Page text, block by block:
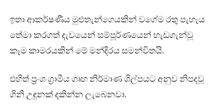
ඉතා ආකර්ෂණීය මුළුතැන්ගෙයකින් වගේම රතු පැහැය
තේමා කරගත් දැවයෙන් සම්පූර්ණයෙන් හැඩගැන්වූ
කෑම කාමරයකින් මේ මන්දිරය සමන්විතයි.
එහිත් ප්‍රංශ ග්‍රාමීය ගෘහ නිර්මාණ ශිල්පයට අනුව නිපදවූ
ගිනි උඳුනක් දකින්න ලැබෙනවා.